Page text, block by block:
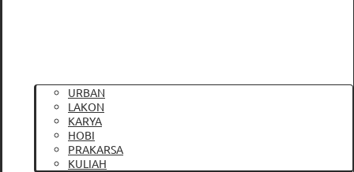
URBAN
LAKON
KARYA
HOBI
PRAKARSA
KULIAH